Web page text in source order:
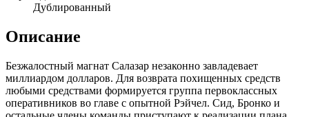
Дублированный
Описание
Безжалостный магнат Салазар незаконно завладевает
миллиардом долларов. Для возврата похищенных средств
любыми средствами формируется группа первоклассных
оперативников во главе с опытной Рэйчел. Сид, Бронко и